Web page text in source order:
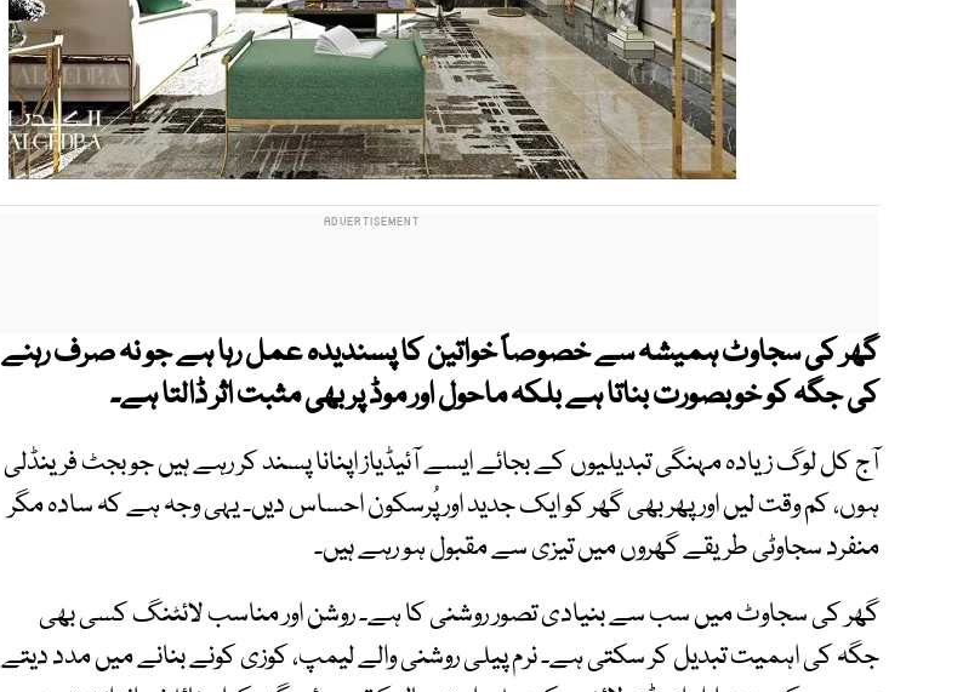
گھر کی سجاوٹ ہمیشہ سے خصوصاً خواتین کا پسندیدہ عمل رہا ہے جو نہ صرف رہنے
کی جگہ کو خوبصورت بناتا ہے بلکہ ماحول اور موڈ پر بھی مثبت اثر ڈالتا ہے۔
آج کل لوگ زیادہ مہنگی تبدیلیوں کے بجائے ایسے آئیڈیاز اپنانا پسند کر رہے ہیں جو بجٹ فرینڈلی
ہوں، کم وقت لیں اور پھر بھی گھر کو ایک جدید اور پُرسکون احساس دیں۔ یہی وجہ ہے کہ سادہ مگر
منفرد سجاوٹی طریقے گھروں میں تیزی سے مقبول ہو رہے ہیں۔
گھر کی سجاوٹ میں سب سے بنیادی تصور روشنی کا ہے۔ روشن اور مناسب لائٹنگ کسی بھی
جگہ کی اہمیت تبدیل کر سکتی ہے۔ نرم پیلی روشنی والے لیمپ، کوزی کونے بنانے میں مدد دیتے